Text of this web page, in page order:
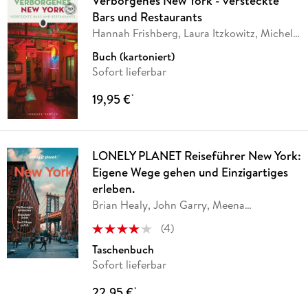
Bars und Restaurants
Hannah Frishberg, Laura Itzkowitz, Michelle
Buch (kartoniert)
Sofort lieferbar
19,95 €*
LONELY PLANET Reiseführer New York:
Eigene Wege gehen und Einzigartiges
erleben.
Brian Healy, John Garry, Meena
(4)
Taschenbuch
Sofort lieferbar
*